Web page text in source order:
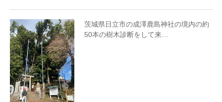
茨城県日立市の成澤鹿島神社の境内の約
50本の樹木診断をして来…